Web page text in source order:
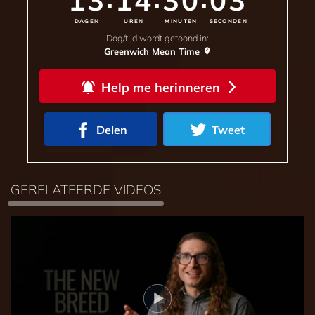
DAGEN UREN MINUTEN SECONDEN
Dag/tijd wordt getoond in:
Greenwich Mean Time
Help me herinneren
Delen Tweet
GERELATEERDE VIDEOS